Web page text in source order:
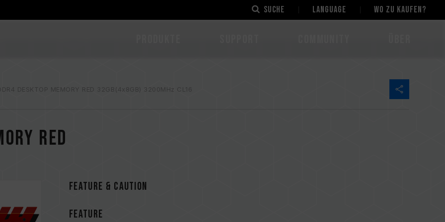
Suche LANGUAGE Wo zu kaufen?
DESKTOP MEMORY RED 32GB(4x8GB) 3200MHz CL16
RED
FEATURE & CAUTION
FEATURE